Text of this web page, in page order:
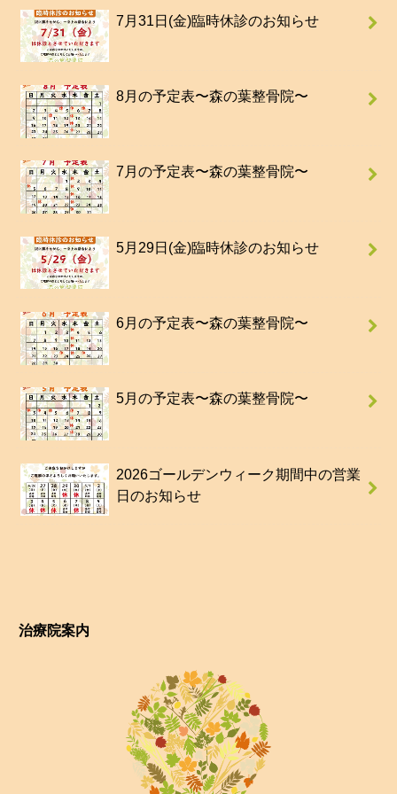
7月31日(金)臨時休診のお知らせ
8月の予定表〜森の葉整骨院〜
7月の予定表〜森の葉整骨院〜
5月29日(金)臨時休診のお知らせ
6月の予定表〜森の葉整骨院〜
5月の予定表〜森の葉整骨院〜
2026ゴールデンウィーク期間中の営業
日のお知らせ
治療院案内